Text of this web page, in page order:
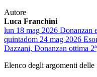
Autore
Luca Franchini
lun 18 mag 2026 Donanzan
quintadom 24 mag 2026
Dazzani, Donanzan ottima 2ª
Elenco degli argomenti delle